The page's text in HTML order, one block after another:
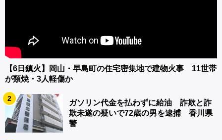
【6日鎮火】岡山・早島町の住宅密集地で建物火事 11世帯
が類焼・3人軽傷か
2
ガソリン代金を払わずに給油 詐欺と詐
欺未遂の疑いで72歳の男を逮捕 香川県
警